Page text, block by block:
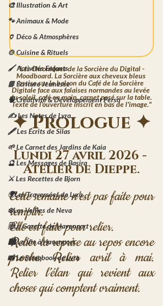
🎨 Illustration & Art
🐾 Animaux & Mode
🏺 Déco & Atmosphères
🍲 Cuisine & Rituels
🖌️ Activités Enfants
📘 Écriture Jeunesse
🧠 Créativité & Développement Perso
✍️ Les Notes de Lyra
🖋️ Les Écrits de Silas
🌱 Le Carnet des Jardins de Kaia
🔮 Les Messages de Basira
⚔️ Les Recettes de Bjorn
🌍Les Traversées de Lyra
❄️Les Veilles de Neva
🗒️La Gazette de Havenport
🏙️ La Vie à Havenport
📸 Le Scrapbook de Lyra
"Les Chroniques de la Sorcière du Digital -
Moodboard. La Sorcière aux cheveux bleus
assise sur le balcon du Café de la Sorcière
Digitale face aux falaises normandes au levée
du soleil, café en main, carnet posé sur la table.
Texte de l'ouverture inscrit en bas de l'image."
✦ Prologue ✦
Lundi 27 avril 2026 -
Atelier de Dieppe.
Cette semaine n’est pas faite pour
remplir.
Elle est faite pour relier.
Relier la reprise au repos encore
proche. Relier avril à mai.
Relier l’élan qui revient aux
choses qui comptent vraiment.